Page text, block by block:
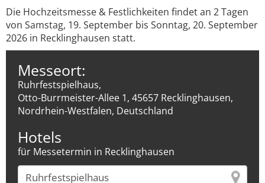
Die Hochzeitsmesse & Festlichkeiten findet an 2 Tagen
von Samstag, 19. September bis Sonntag, 20. September
2026 in Recklinghausen statt.
Messeort:
Ruhrfestspielhaus,
Otto-Burrmeister-Allee 1, 45657 Recklinghausen,
Nordrhein-Westfalen, Deutschland
Hotels
für Messetermin in Recklinghausen